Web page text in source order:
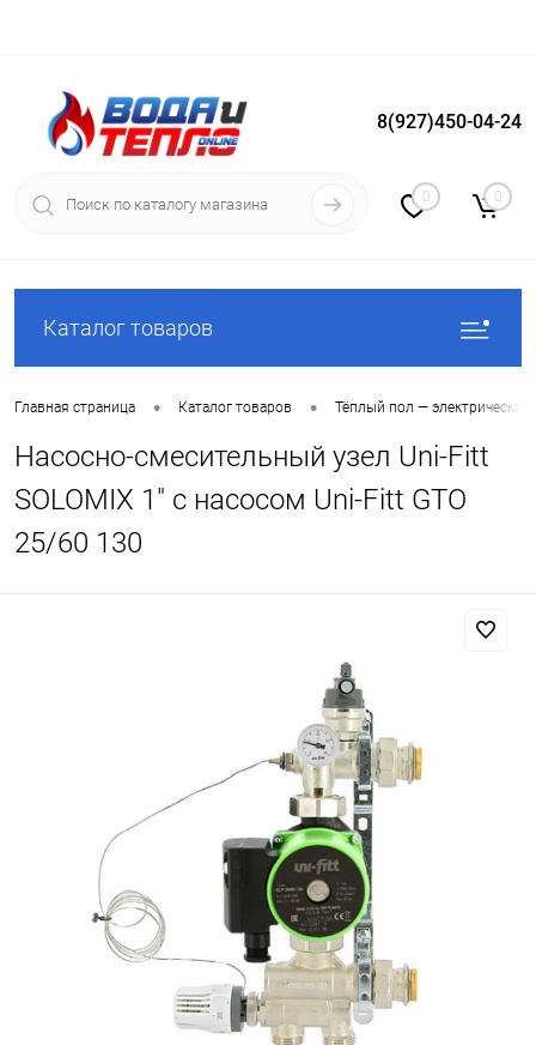
Вход Регистрация
8(927)450-04-24
0 0
Каталог товаров
Главная страница • Каталог товаров • Тёплый пол —
Насосно-смесительный узел Uni-Fitt
SOLOMIX 1" с насосом Uni-Fitt GTO
25/60 130